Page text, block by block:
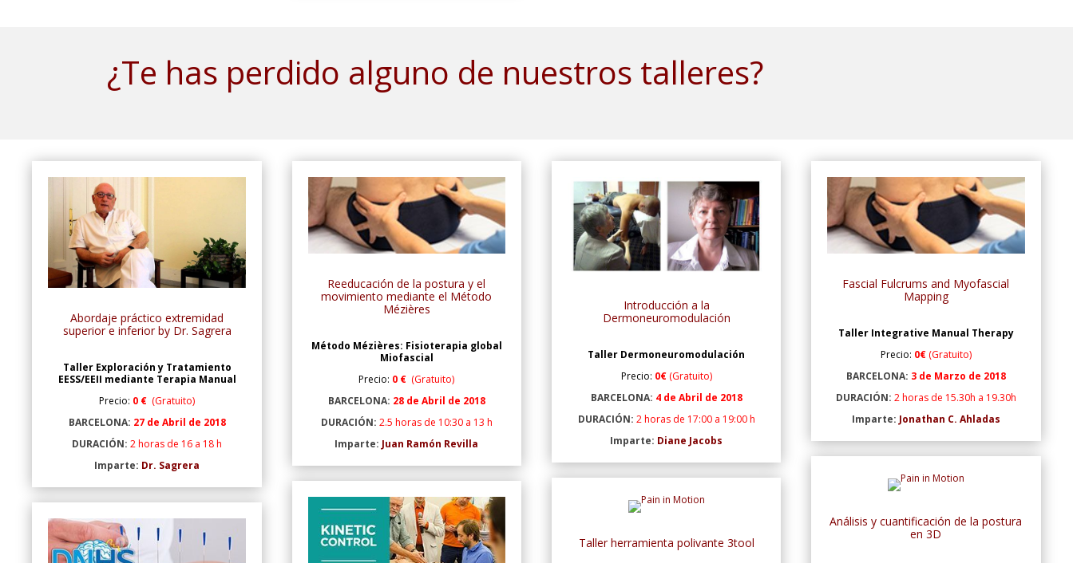
¿Te has perdido alguno de nuestros talleres?
Abordaje práctico extremidad
superior e inferior by Dr. Sagrera
Taller Exploración y Tratamiento
EESS/EEII mediante Terapia Manual
Precio: 0 € (Gratuito)
BARCELONA: 27 de Abril de 2018
DURACIÓN: 2 horas de 16 a 18 h
Imparte: Dr. Sagrera
Reeducación de la postura y el
movimiento mediante el Método
Mézières
Método Mézières: Fisioterapia global
Miofascial
Precio: 0 € (Gratuito)
BARCELONA: 28 de Abril de 2018
DURACIÓN: 2.5 horas de 10:30 a 13 h
Imparte: Juan Ramón Revilla
Introducción a la
Dermoneuromodulación
Taller Dermoneuromodulación
Precio: 0€ (Gratuito)
BARCELONA: 4 de Abril de 2018
DURACIÓN: 2 horas de 17:00 a 19:00 h
Imparte: Diane Jacobs
Taller herramienta polivante 3tool
Fascial Fulcrums and Myofascial
Mapping
Taller Integrative Manual Therapy
Precio: 0€ (Gratuito)
BARCELONA: 3 de Marzo de 2018
DURACIÓN: 2 horas de 15.30h a 19.30h
Imparte: Jonathan C. Ahladas
Análisis y cuantificación de la postura
en 3D